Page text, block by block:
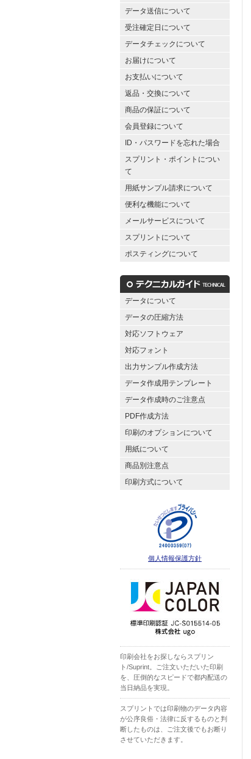
データ送信について
受注確定日について
データチェックについて
お届けについて
お支払いについて
返品・交換について
商品の保証について
会員登録について
ID・パスワードを忘れた場合
スプリント・ポイントについ
て
用紙サンプル請求について
便利な機能について
メールサービスについて
スプリントについて
ポスティングについて
データについて
データの圧縮方法
対応ソフトウェア
対応フォント
出力サンプル作成方法
データ作成用テンプレート
データ作成時のご注意点
PDF作成方法
印刷のオプションについて
用紙について
商品別注意点
印刷方式について
個人情報保護方針
印刷会社をお探しならスプリン
ト/Suprint。ご注文いただいた印刷
を、圧倒的なスピードで都内配送の
当日納品を実現。
スプリントでは印刷物のデータ内容
が公序良俗・法律に反するものと判
断したものは、ご注文後でもお断り
させていただきます。